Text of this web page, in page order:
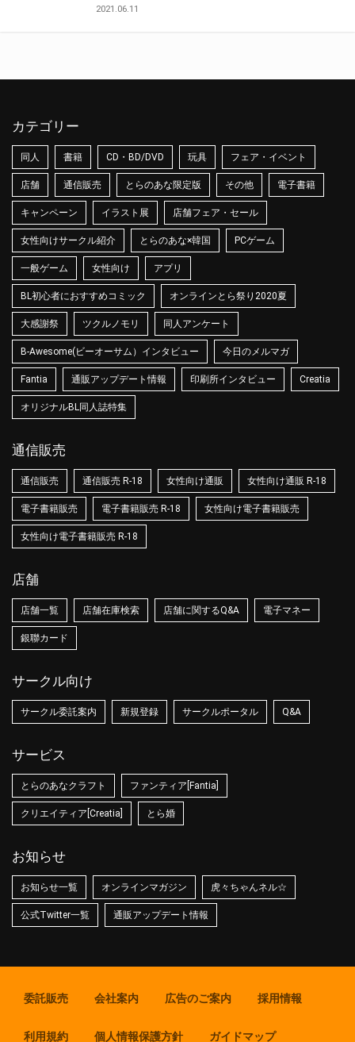
2021.06.11
カテゴリー
同人 書籍 CD・BD/DVD 玩具 フェア・イベント
店舗 通信販売 とらのあな限定版 その他 電子書籍
キャンペーン イラスト展 店舗フェア・セール
女性向けサークル紹介 とらのあな×韓国 PCゲーム
一般ゲーム 女性向け アプリ
BL初心者におすすめコミック オンラインとら祭り2020夏
大感謝祭 ツクルノモリ 同人アンケート
B-Awesome(ビーオーサム）インタビュー 今日のメルマガ
Fantia 通販アップデート情報 印刷所インタビュー Creatia
オリジナルBL同人誌特集
通信販売
通信販売 通信販売 R-18 女性向け通販 女性向け通販 R-18
電子書籍販売 電子書籍販売 R-18 女性向け電子書籍販売
女性向け電子書籍販売 R-18
店舗
店舗一覧 店舗在庫検索 店舗に関するQ&A 電子マネー
銀聯カード
サークル向け
サークル委託案内 新規登録 サークルポータル Q&A
サービス
とらのあなクラフト ファンティア[Fantia]
クリエイティア[Creatia] とら婚
お知らせ
お知らせ一覧 オンラインマガジン 虎々ちゃんネル☆
公式Twitter一覧 通販アップデート情報
委託販売 会社案内 広告のご案内 採用情報
利用規約 個人情報保護方針 ガイドマップ